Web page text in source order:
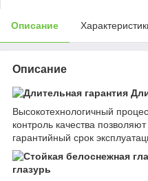
Описание
Описание
Высокотехнологичный
контроль качества
гарантийный срок
глазурь